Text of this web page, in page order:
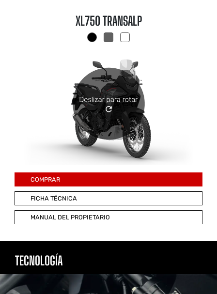
XL750 TRANSALP
COMPRAR
FICHA TÉCNICA
MANUAL DEL PROPIETARIO
TECNOLOGÍA